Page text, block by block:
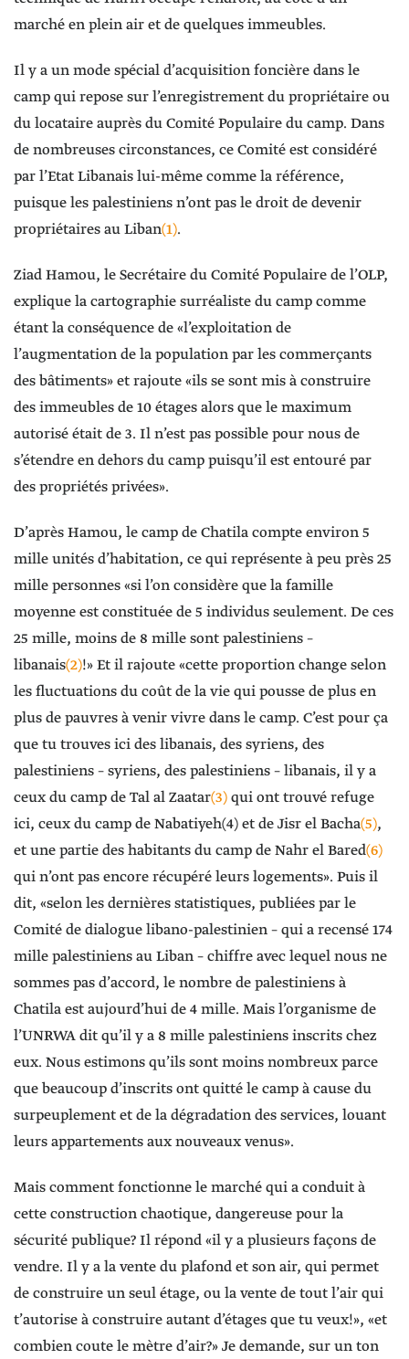
marché en plein air et de quelques immeubles.
Il y a un mode spécial d’acquisition foncière dans le
camp qui repose sur l’enregistrement du propriétaire ou
du locataire auprès du Comité Populaire du camp. Dans
de nombreuses circonstances, ce Comité est considéré
par l’Etat Libanais lui-même comme la référence,
puisque les palestiniens n’ont pas le droit de devenir
propriétaires au Liban(1).
Ziad Hamou, le Secrétaire du Comité Populaire de l’OLP,
explique la cartographie surréaliste du camp comme
étant la conséquence de «l’exploitation de
l’augmentation de la population par les commerçants
des bâtiments» et rajoute «ils se sont mis à construire
des immeubles de 10 étages alors que le maximum
autorisé était de 3. Il n’est pas possible pour nous de
s’étendre en dehors du camp puisqu’il est entouré par
des propriétés privées».
D’après Hamou, le camp de Chatila compte environ 5
mille unités d’habitation, ce qui représente à peu près 25
mille personnes «si l’on considère que la famille
moyenne est constituée de 5 individus seulement. De ces
25 mille, moins de 8 mille sont palestiniens –
libanais(2)!» Et il rajoute «cette proportion change selon
les fluctuations du coût de la vie qui pousse de plus en
plus de pauvres à venir vivre dans le camp. C’est pour ça
que tu trouves ici des libanais, des syriens, des
palestiniens – syriens, des palestiniens – libanais, il y a
ceux du camp de Tal al Zaatar(3)qui ont trouvé refuge
ici, ceux du camp de Nabatiyeh(4) et de Jisr el Bacha(5),
et une partie des habitants du camp de Nahr el Bared(6)
qui n’ont pas encore récupéré leurs logements». Puis il
dit, «selon les dernières statistiques, publiées par le
Comité de dialogue libano-palestinien – qui a recensé 174
mille palestiniens au Liban – chiffre avec lequel nous ne
sommes pas d’accord, le nombre de palestiniens à
Chatila est aujourd’hui de 4 mille. Mais l’organisme de
l’UNRWA dit qu’il y a 8 mille palestiniens inscrits chez
eux. Nous estimons qu’ils sont moins nombreux parce
que beaucoup d’inscrits ont quitté le camp à cause du
surpeuplement et de la dégradation des services, louant
leurs appartements aux nouveaux venus».
Mais comment fonctionne le marché qui a conduit à
cette construction chaotique, dangereuse pour la
sécurité publique? Il répond «il y a plusieurs façons de
vendre. Il y a la vente du plafond et son air, qui permet
de construire un seul étage, ou la vente de tout l’air qui
t’autorise à construire autant d’étages que tu veux!», «et
combien coute le mètre d’air?» Je demande, sur un ton